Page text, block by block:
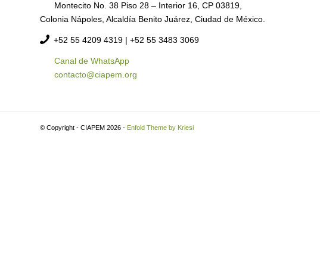
Montecito No. 38 Piso 28 – Interior 16, CP 03819,
Colonia Nápoles, Alcaldía Benito Juárez, Ciudad de México.
+52 55 4209 4319 | +52 55 3483 3069
Canal de WhatsApp
contacto@ciapem.org
© Copyright - CIAPEM 2026 - Enfold Theme by Kriesi